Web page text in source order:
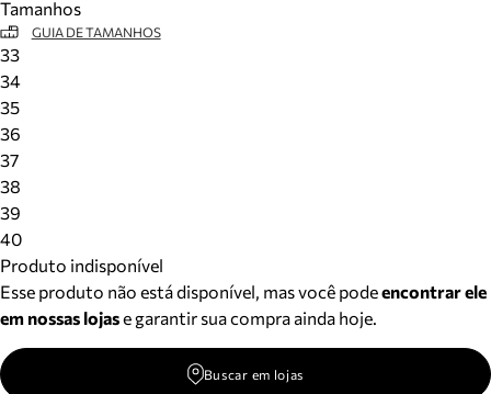
Tamanhos
GUIA DE TAMANHOS
33
34
35
36
37
38
39
40
Produto indisponível
Esse produto não está disponível, mas você podeencontrar ele
em nossas lojase garantir sua compra ainda hoje.
Buscar em lojas